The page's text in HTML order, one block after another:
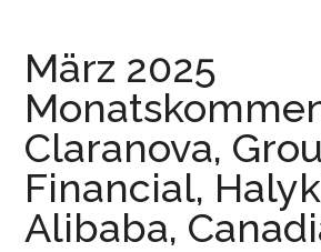
März 2025
Claranova,
Financial,
Alibaba,